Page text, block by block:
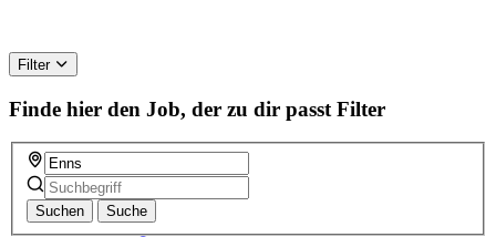
Filter
Finde hier den Job, der zu dir passt Filter
Suchen Suche